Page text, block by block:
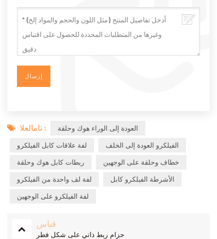
تامالعلا : العودة إلى الوراء هوك وحلقة
لفة علاقات كابل الفيلكرو الفيلكرو العودة إلى الخلف
ربطات كابل هوك وحلقة خطاف وحلقة على الوجهين
لفة لف واحدة من الفيلكرو الأشرطة الفيلكرو كابل
لفة الفيلكرو على الوجهين
قباس
حزام ربط ذاتي على شكل فطر